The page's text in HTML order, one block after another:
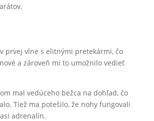
prvej vlne s elitnými pretekármi, čo
a zároveň mi to umožnilo vedieť
mal vedúceho bežca na dohľad, čo
Tiež ma potešilo, že nohy fungovali
adrenalín.